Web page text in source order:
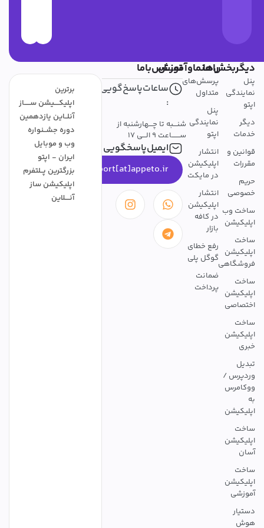
دیگربخش‌ها
پنل
نمایندگی
اپتو
دیگر
خدمات
قوانین و
مقررات
حریم
خصوصی
ساخت وب
اپلیکیشن
ساخت
اپلیکیشن
فروشگاهی
ساخت
اپلیکیشن
اختصاصی
ساخت
اپلیکیشن
خبری
تبدیل
وردپرس /
ووکامرس
به
اپلیکیشن
ساخت
اپلیکیشن
آسان
ساخت
اپلیکیشن
آموزشی
دستیار
هوش
راهنماوآموزش
پرسش‌های
متداول
پنل
نمایندگی
اپتو
انتشار
اپلیکیشن
در مایکت
انتشار
اپلیکیشن
در کافه
بازار
رفع خطای
گوگل پلی
ضمانت
پرداخت
تمــــاس‌باما
ساعات‌پاسخ‌گویی
:
شنـــبه تا چـــهارشنبه از
ســـــــاعت 9 الـــی 17
ایمیل‌پاسخگویی
support[at]appeto.ir
برترین
اپلیکــــیشن ســـــاز
آنلــاین یازدهمین
دوره جشــنواره
وب و موبایل
ایران - اپتو
بزرگترین پــلتفرم
اپلیکیشن ساز
آنــــلاین